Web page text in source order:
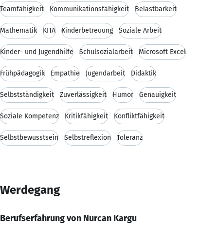
Teamfähigkeit Kommunikationsfähigkeit Belastbarkeit
Mathematik KITA Kinderbetreuung Soziale Arbeit
Kinder- und Jugendhilfe Schulsozialarbeit Microsoft Excel
Frühpädagogik Empathie Jugendarbeit Didaktik
Selbstständigkeit Zuverlässigkeit Humor Genauigkeit
Soziale Kompetenz Kritikfähigkeit Konfliktfähigkeit
Selbstbewusstsein Selbstreflexion Toleranz
Werdegang
Berufserfahrung von Nurcan Kargu